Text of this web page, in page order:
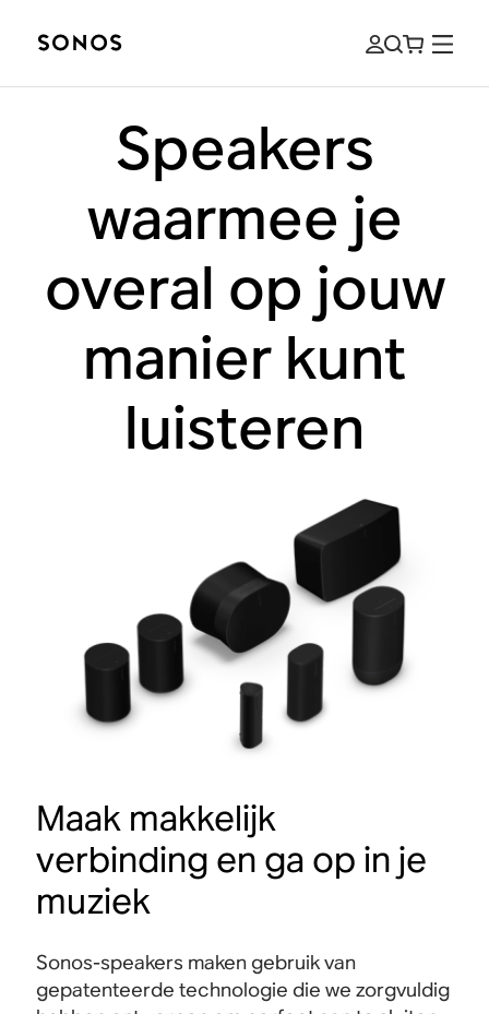
Speakers
waarmee je
overal op jouw
manier kunt
luisteren
Maak makkelijk
verbinding en ga op in je
muziek
Sonos-speakers maken gebruik van
gepatenteerde technologie die we zorgvuldig